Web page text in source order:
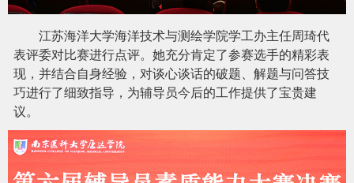
江苏海洋大学海洋技术与测绘学院学工办主任周琦代
表评委对比赛进行点评。她充分肯定了参赛选手的精彩表
现，并结合自身经验，对谈心谈话的破题、解题与问答技
巧进行了细致指导，为辅导员今后的工作提供了宝贵建
议。